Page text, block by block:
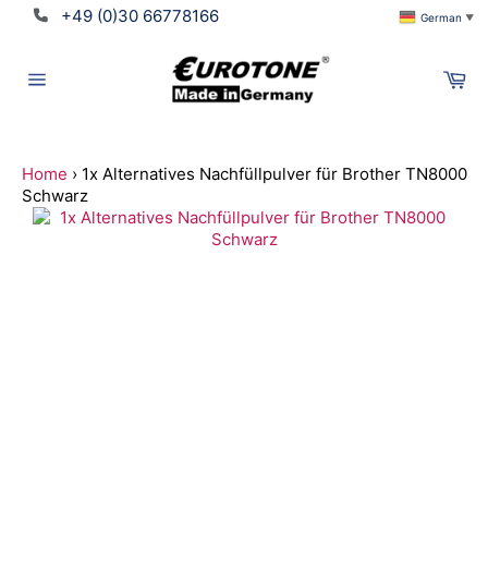
Direkt
+49 (0)30 66778166 German ▼
Home › 1x Alternatives Nachfüllpulver für Brother TN8000
Schwarz
Suchen